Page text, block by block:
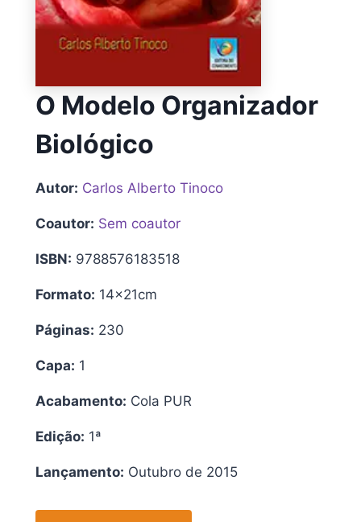
O Modelo Organizador
Biológico
Autor: Carlos Alberto Tinoco
Coautor: Sem coautor
ISBN: 9788576183518
Formato: 14x21cm
Páginas: 230
Capa: 1
Acabamento: Cola PUR
Edição: 1ª
Lançamento: Outubro de 2015